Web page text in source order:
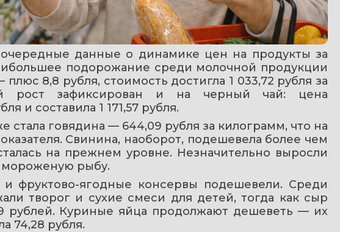
очередные данные о динамике цен на продукты за
подорожание среди молочной продукции
8,8 рубля, стоимость достигла 1 033,72 рубля за
рост зафиксирован и на черный чай: цена
и составила 1 171,57 рубля.
стала говядина — 644,09 рубля за килограмм, что на
Свинина, наоборот, подешевела более чем
на прежнем уровне. Незначительно выросли
мороженую рыбу.
фруктово-ягодные консервы подешевели. Среди
творог и сухие смеси для детей, тогда как сыр
рублей. Куриные яйца продолжают дешеветь — их
74,28 рубля.